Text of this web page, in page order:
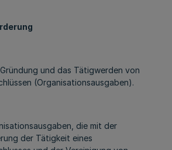
und das Tätigwerden von
(Organisationsausgaben).
die mit der
der Tätigkeit eines